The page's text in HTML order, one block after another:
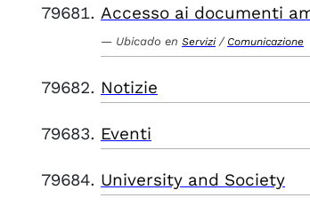
Accesso ai documenti
Ubicado en Servizi / Comunicazione
Notizie
Eventi
University and Society